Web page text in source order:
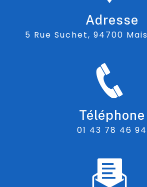
Adresse
5 Rue Suchet, 94700
Téléphone
01 43 78 46 94